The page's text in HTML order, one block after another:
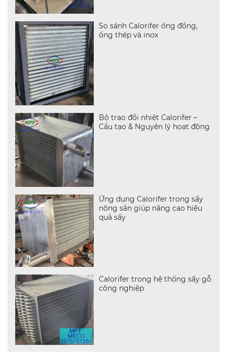
So sánh Calorifer ống đồng,
ống thép và inox
Bộ trao đổi nhiệt Calorifer –
Cấu tạo & Nguyên lý hoạt động
Ứng dụng Calorifer trong sấy
nông sản giúp nâng cao hiệu
quả sấy
Calorifer trong hệ thống sấy gỗ
công nghiệp